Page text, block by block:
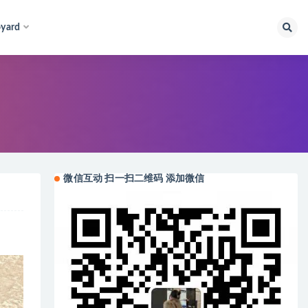
微信互动 扫一扫二维码 添加微信